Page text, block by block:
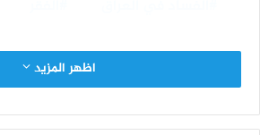
اظهر المزيد